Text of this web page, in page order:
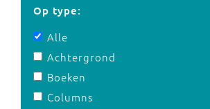
Op type:
Alle
Achtergrond
Boeken
Columns